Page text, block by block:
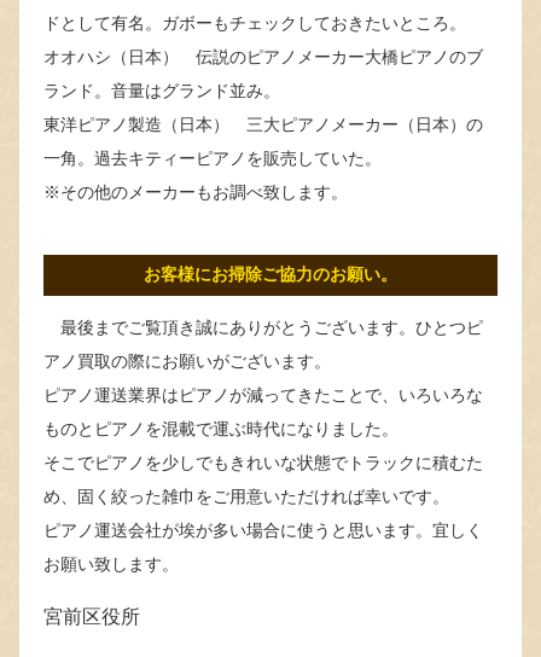
ドとして有名。ガボーもチェックしておきたいところ。
オオハシ（日本） 伝説のピアノメーカー大橋ピアノのブ
ランド。音量はグランド並み。
東洋ピアノ製造（日本） 三大ピアノメーカー（日本）の
一角。過去キティーピアノを販売していた。
※その他のメーカーもお調べ致します。
お客様にお掃除ご協力のお願い。
最後までご覧頂き誠にありがとうございます。ひとつピ
アノ買取の際にお願いがございます。
ピアノ運送業界はピアノが減ってきたことで、いろいろな
ものとピアノを混載で運ぶ時代になりました。
そこでピアノを少しでもきれいな状態でトラックに積むた
め、固く絞った雑巾をご用意いただければ幸いです。
ピアノ運送会社が埃が多い場合に使うと思います。宜しく
お願い致します。
宮前区役所